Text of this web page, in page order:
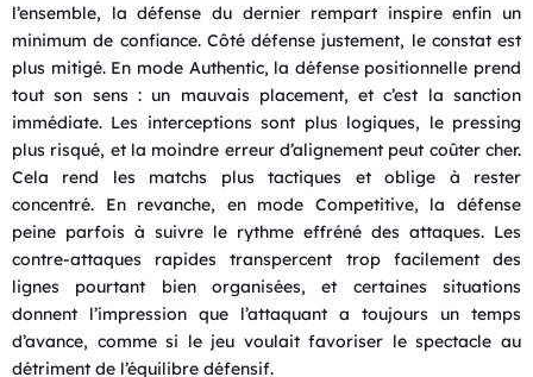
l’ensemble, la défense du dernier rempart inspire enfin un
minimum de confiance. Côté défense justement, le constat est
plus mitigé. En mode Authentic, la défense positionnelle prend
tout son sens : un mauvais placement, et c’est la sanction
immédiate. Les interceptions sont plus logiques, le pressing
plus risqué, et la moindre erreur d’alignement peut coûter cher.
Cela rend les matchs plus tactiques et oblige à rester
concentré. En revanche, en mode Competitive, la défense
peine parfois à suivre le rythme effréné des attaques. Les
contre-attaques rapides transpercent trop facilement des
lignes pourtant bien organisées, et certaines situations
donnent l’impression que l’attaquant a toujours un temps
d’avance, comme si le jeu voulait favoriser le spectacle au
détriment de l’équilibre défensif.